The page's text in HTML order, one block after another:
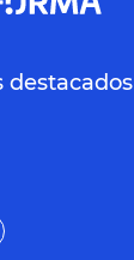
destacados